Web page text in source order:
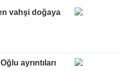
vahşi doğaya
ayrıntıları